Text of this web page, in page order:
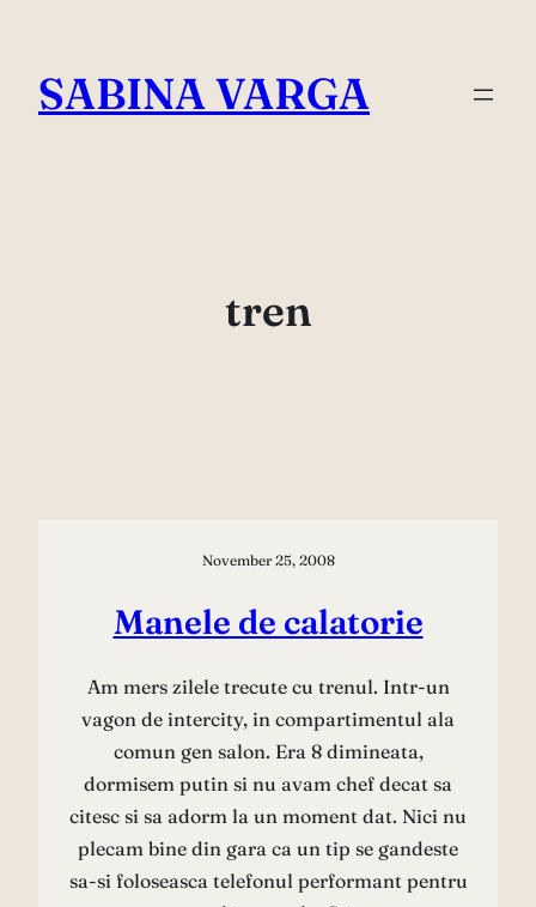
content
SABINA VARGA
tren
November 25, 2008
Manele de calatorie
Am mers zilele trecute cu trenul. Intr-un
vagon de intercity, in compartimentul ala
comun gen salon. Era 8 dimineata,
dormisem putin si nu avam chef decat sa
citesc si sa adorm la un moment dat. Nici nu
plecam bine din gara ca un tip se gandeste
sa-si foloseasca telefonul performant pentru